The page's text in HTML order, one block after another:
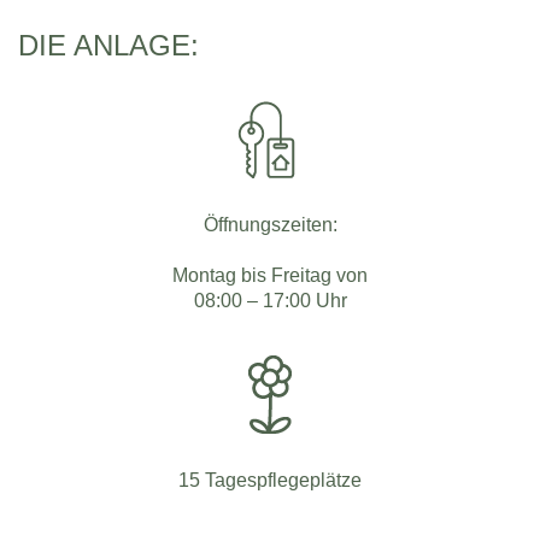
DIE ANLAGE:
Öffnungszeiten:
Montag bis Freitag von
08:00 – 17:00 Uhr
15 Tagespflegeplätze